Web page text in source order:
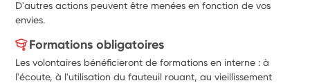
D'autres actions peuvent être menées en fonction de vos
envies.
Formations obligatoires
Les volontaires bénéficieront de formations en interne : à
l'écoute, à l'utilisation du fauteuil rouant, au vieillissement